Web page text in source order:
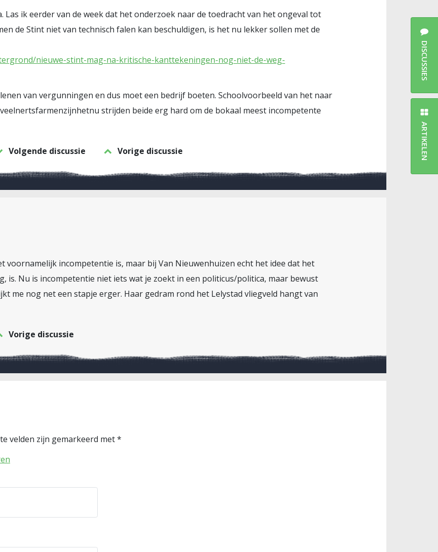
Las ik eerder van de week dat het onderzoek naar de toedracht van het ongeval tot
de Stint niet van technisch falen kan beschuldigen, is het nu lekker sollen met de
nieuwe-stint-mag-na-kritische-kanttekeningen-nog-niet-de-weg-
van vergunningen en dus moet een bedrijf boeten. Schoolvoorbeeld van het naar
strijden beide erg hard om de bokaal meest incompetente
Volgende discussie Vorige discussie
voornamelijk incompetentie is, maar bij Van Nieuwenhuizen echt het idee dat het
is. Nu is incompetentie niet iets wat je zoekt in een politicus/politica, maar bewust
me nog net een stapje erger. Haar gedram rond het Lelystad vliegveld hangt van
Vorige discussie
velden zijn gemarkeerd met*
DISCUSSIES
ARTIKELEN